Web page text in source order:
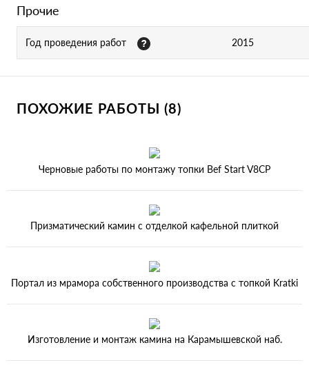
Прочие
Год проведения работ 2015
ПОХОЖИЕ РАБОТЫ (8)
Черновые работы по монтажу топки Bef Start V8CP
Призматический камин с отделкой кафельной плиткой
Портал из мрамора собственного производства с топкой Kratki
Изготовление и монтаж камина на Карамышевской наб.